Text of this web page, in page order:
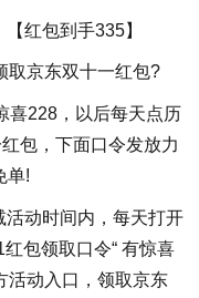
红包到手335】
取京东双十一红包?
喜228，以后每天点历
包，下面口令发放力
单!
动时间内，每天打开
包领取口令“ 有惊喜
活动入口，领取京东